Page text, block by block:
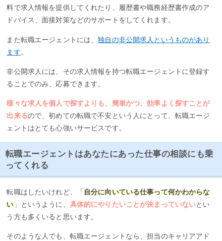
料で求人情報を提供してくれたり、履歴書や職務経歴書作成のア
ドバイス、面接対策などのサポートをしてくれます。
また転職エージェントには、独自の非公開求人というものがあり
ます。
非公開求人には、その求人情報を持つ転職エージェントに登録す
ることでのみ、応募できます。
様々な求人を個人で探すよりも、簡単かつ、効率よく探すことが
出来るので、初めての転職で不安という人にとって、転職エージ
ェントはとても心強いサービスです。
転職エージェントはあなたにあった仕事の相談にも乗
ってくれる
転職はしたいけれど、「自分に向いている仕事って何かわからな
い」というように、 具体的にやりたいことが決まっていないとい
う方も多くいると思います。
そのような人でも、転職エージェントなら、担当のキャリアアド